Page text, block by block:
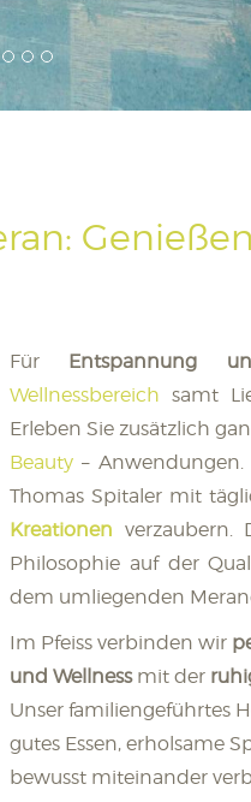
Für Entspannung
Wellnessbereich samt
Erleben Sie zusätzlich
Beauty –
Thomas Spitaler mit
Kreationen verzaubern.
Philosophie auf der
dem umliegenden
Im Pfeiss verbinden wir
und Wellnessmit der
Unser familiengeführtes
gutes Essen, erholsame
bewusst miteinander